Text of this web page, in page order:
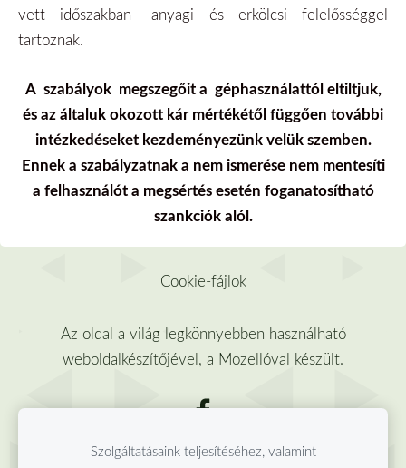
vett időszakban- anyagi és erkölcsi felelősséggel
tartoznak.
A szabályok megszegőit a géphasználattól eltiltjuk,
és az általukokozott kár mértékétől függően további
intézkedéseket kezdeményezünk velükszemben.
Ennek a szabályzatnak a nem ismerése nem mentesíti
a felhasználót a megsértésesetén foganatosítható
szankciók alól.
Cookie-fájlok
Az oldal a világ legkönnyebben használható
weboldalkészítőjével, a Mozellóval készült.
Szolgáltatásaink teljesítéséhez, valamint